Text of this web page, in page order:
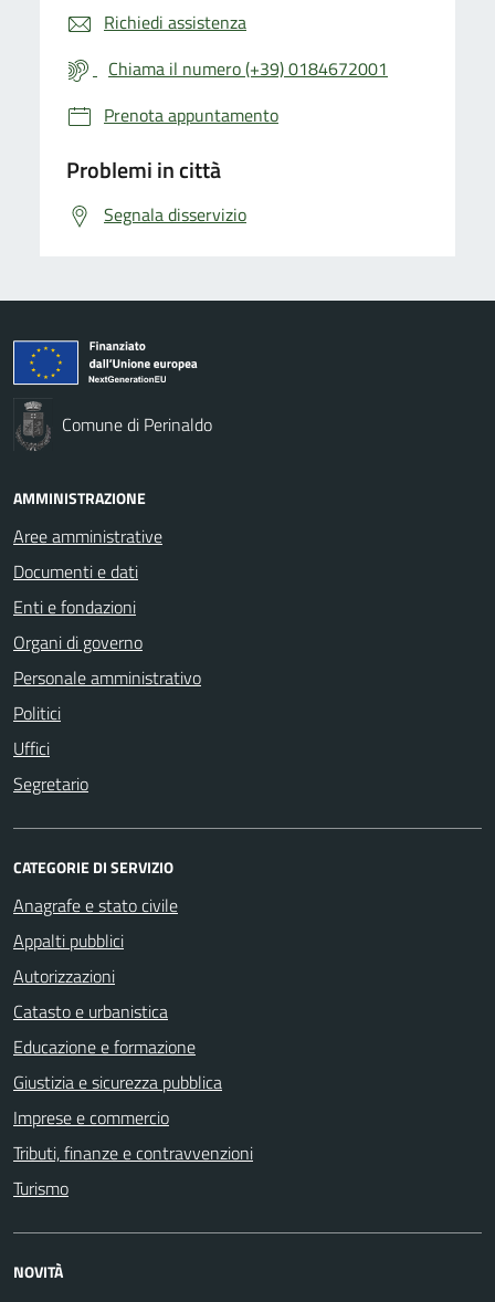
Richiedi assistenza
Chiama il numero (+39) 0184672001
Prenota appuntamento
Problemi in città
Segnala disservizio
Comune di Perinaldo
AMMINISTRAZIONE
Aree amministrative
Documenti e dati
Enti e fondazioni
Organi di governo
Personale amministrativo
Politici
Uffici
Segretario
CATEGORIE DI SERVIZIO
Anagrafe e stato civile
Appalti pubblici
Autorizzazioni
Catasto e urbanistica
Educazione e formazione
Giustizia e sicurezza pubblica
Imprese e commercio
Tributi, finanze e contravvenzioni
Turismo
NOVITÀ